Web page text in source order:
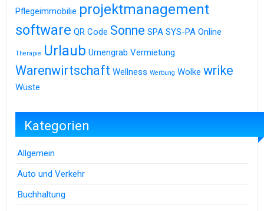
Pflegeimmobilie projektmanagement
software QR Code Sonne SPA SYS-PA Online
Therapie Urlaub Urnengrab Vermietung
Warenwirtschaft Wellness Werbung Wolke wrike
Wüste
Kategorien
Allgemein
Auto und Verkehr
Buchhaltung